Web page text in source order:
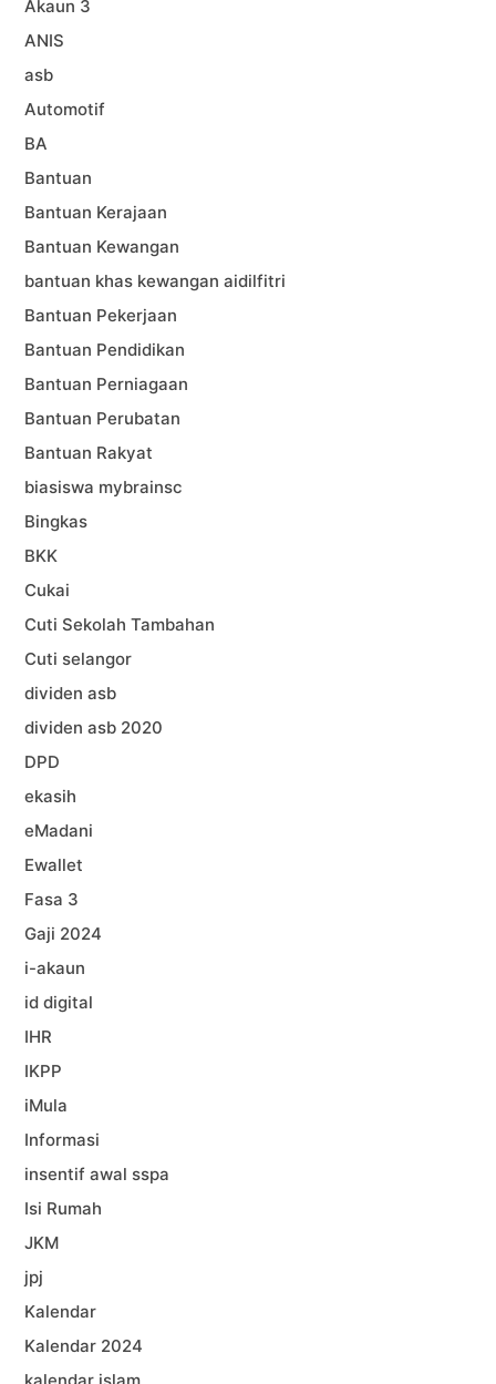
Akaun 3
ANIS
asb
Automotif
BA
Bantuan
Bantuan Kerajaan
Bantuan Kewangan
bantuan khas kewangan aidilfitri
Bantuan Pekerjaan
Bantuan Pendidikan
Bantuan Perniagaan
Bantuan Perubatan
Bantuan Rakyat
biasiswa mybrainsc
Bingkas
BKK
Cukai
Cuti Sekolah Tambahan
Cuti selangor
dividen asb
dividen asb 2020
DPD
ekasih
eMadani
Ewallet
Fasa 3
Gaji 2024
i-akaun
id digital
IHR
IKPP
iMula
Informasi
insentif awal sspa
Isi Rumah
JKM
jpj
Kalendar
Kalendar 2024
kalendar islam